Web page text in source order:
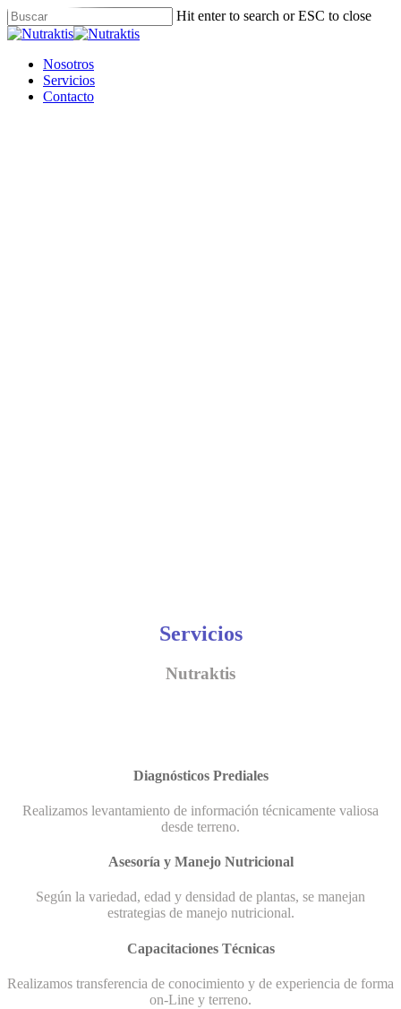
Skip
to
content
Hit enter to search or ESC to close
Close
Menu
Nosotros
Servicios
Contacto
Servicios
Nutraktis
Diagnósticos Prediales
Realizamos levantamiento de información técnicamente valiosa
desde terreno.
Asesoría y Manejo Nutricional
Según la variedad, edad y densidad de plantas, se manejan
estrategias de manejo nutricional.
Capacitaciones Técnicas
Realizamos transferencia de conocimiento y de experiencia de forma
on-Line y terreno.